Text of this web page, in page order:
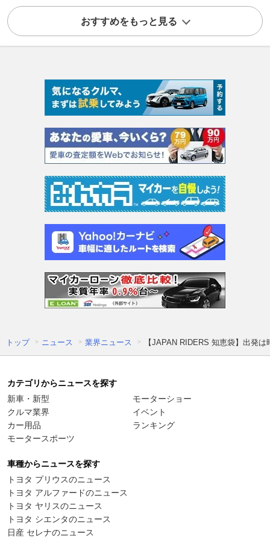
おすすめをもっと見る
トップ ニュース 業界ニュース 【JAPAN RIDERS 知恵袋】出発
カテゴリからニュースを探す
新車・新型
クルマ業界
カー用品
モータースポーツ
モーターショー
イベント
ランキング
車種からニュースを探す
トヨタ プリウスのニュース
トヨタ アルファードのニュース
トヨタ ヤリスのニュース
トヨタ シエンタのニュース
日産 セレナのニュース